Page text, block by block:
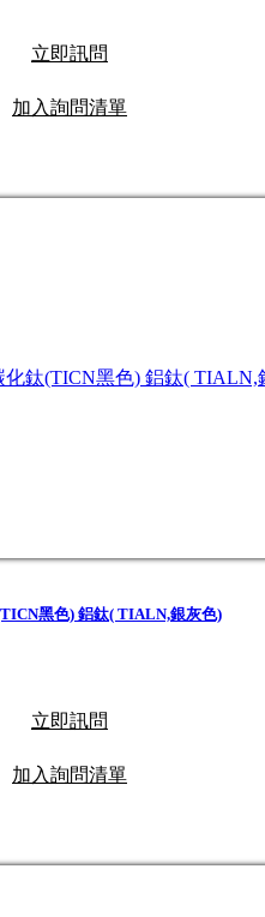
立即訊問
加入詢問清單
黑色) 鋁鈦( TIALN,銀灰色)
立即訊問
加入詢問清單